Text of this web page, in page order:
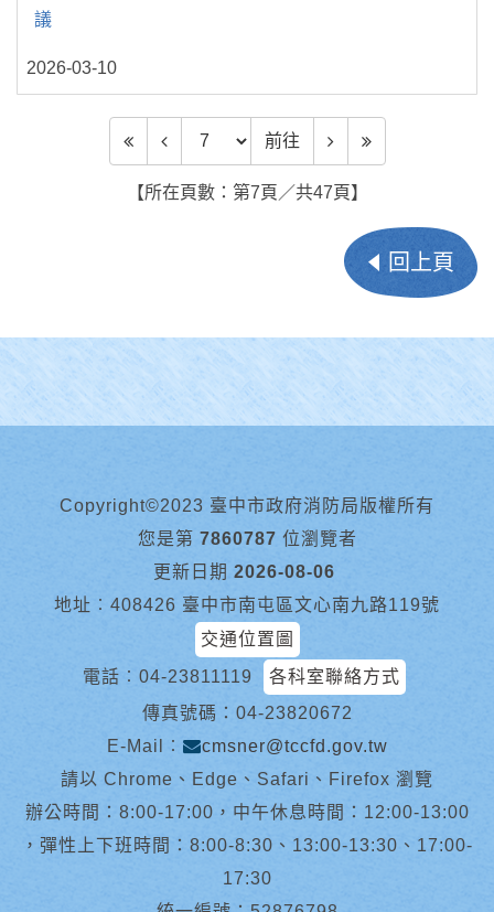
議
2026-03-10
前往頁數 前往
【所在頁數：第7頁／共47頁】
回上頁
Copyright©2023 臺中市政府消防局版權所有
您是第 7860787 位瀏覽者
更新日期 2026-08-06
地址︰408426 臺中市南屯區文心南九路119號
交通位置圖
電話︰ 04-23811119
各科室聯絡方式
傳真號碼：04-23820672
E-Mail︰
cmsner@tccfd.gov.tw
請以 Chrome、Edge、Safari、Firefox 瀏覽
辦公時間：8:00-17:00，中午休息時間：12:00-13:00
，彈性上下班時間：8:00-8:30、13:00-13:30、17:00-
17:30